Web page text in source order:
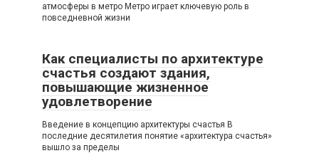
атмосферы в метро Метро играет ключевую роль в
повседневной жизни
Как специалисты по архитектуре
счастья создают здания,
повышающие жизненное
удовлетворение
Введение в концепцию архитектуры счастья В
последние десятилетия понятие «архитектура счастья»
вышло за пределы